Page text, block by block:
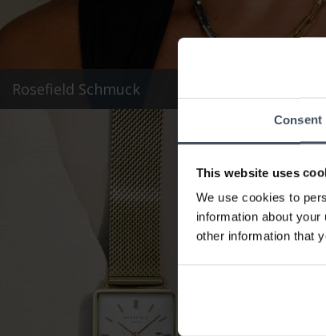
Consent
This website uses
We use cookies to
information about
other information that
Rosefield Schmuck